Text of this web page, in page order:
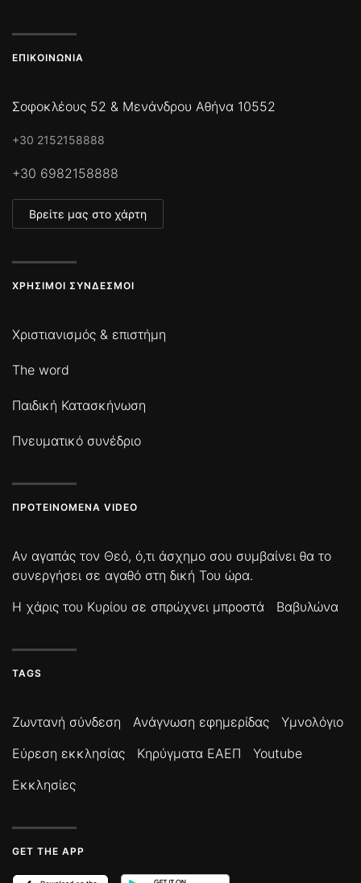
ΕΠΙΚΟΙΝΩΝΊΑ
Σοφοκλέους 52 & Μενάνδρου Αθήνα 10552
+30 2152158888
+30 6982158888
Βρείτε μας στο χάρτη
ΧΡΉΣΙΜΟΙ ΣΎΝΔΕΣΜΟΙ
Χριστιανισμός & επιστήμη
The word
Παιδική Κατασκήνωση
Πνευματικό συνέδριο
ΠΡΟΤΕΙΝΌΜΕΝΑ VIDEO
Αν αγαπάς τον Θεό, ό,τι άσχημο σου συμβαίνει θα το
συνεργήσει σε αγαθό στη δική Του ώρα.
Η χάρις του Κυρίου σε σπρώχνει μπροστά
Βαβυλώνα
TAGS
Ζωντανή σύνδεση Ανάγνωση εφημερίδας
Υμνολόγιο
Εύρεση εκκλησίας
Κηρύγματα ΕΑΕΠ
Youtube
Εκκλησίες
GET THE APP